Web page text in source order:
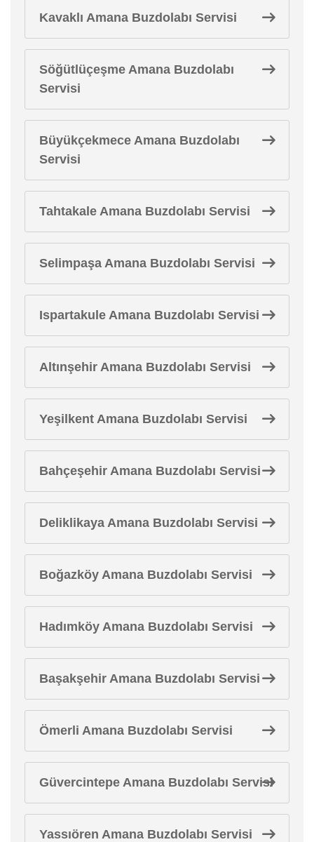
Kavaklı Amana Buzdolabı Servisi
Söğütlüçeşme Amana Buzdolabı
Servisi
Büyükçekmece Amana Buzdolabı
Servisi
Tahtakale Amana Buzdolabı Servisi
Selimpaşa Amana Buzdolabı Servisi
Ispartakule Amana Buzdolabı Servisi
Altınşehir Amana Buzdolabı Servisi
Yeşilkent Amana Buzdolabı Servisi
Bahçeşehir Amana Buzdolabı Servisi
Deliklikaya Amana Buzdolabı Servisi
Boğazköy Amana Buzdolabı Servisi
Hadımköy Amana Buzdolabı Servisi
Başakşehir Amana Buzdolabı Servisi
Ömerli Amana Buzdolabı Servisi
Güvercintepe Amana Buzdolabı Servisi
Yassıören Amana Buzdolabı Servisi